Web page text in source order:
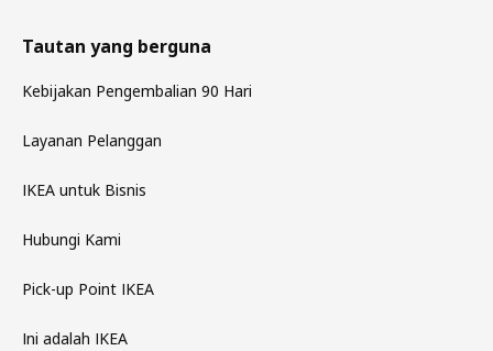
Tautan yang berguna
Kebijakan Pengembalian 90 Hari
Layanan Pelanggan
IKEA untuk Bisnis
Hubungi Kami
Pick-up Point IKEA
Ini adalah IKEA